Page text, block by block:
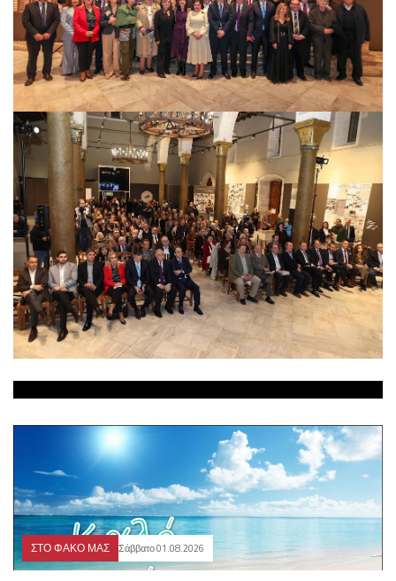
ΣΤΟ ΦΑΚΟ ΜΑΣ Σάββατο 01.08.2026